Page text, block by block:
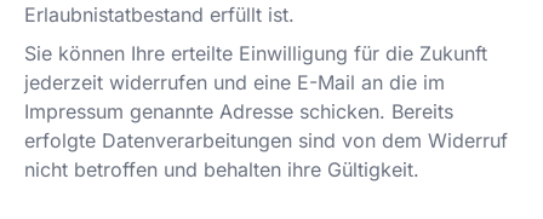
Erlaubnistatbestand erfüllt ist.
Sie können Ihre erteilte Einwilligung für die Zukunft
jederzeit widerrufen und eine E-Mail an die im
Impressum genannte Adresse schicken. Bereits
erfolgte Datenverarbeitungen sind von dem Widerruf
nicht betroffen und behalten ihre Gültigkeit.